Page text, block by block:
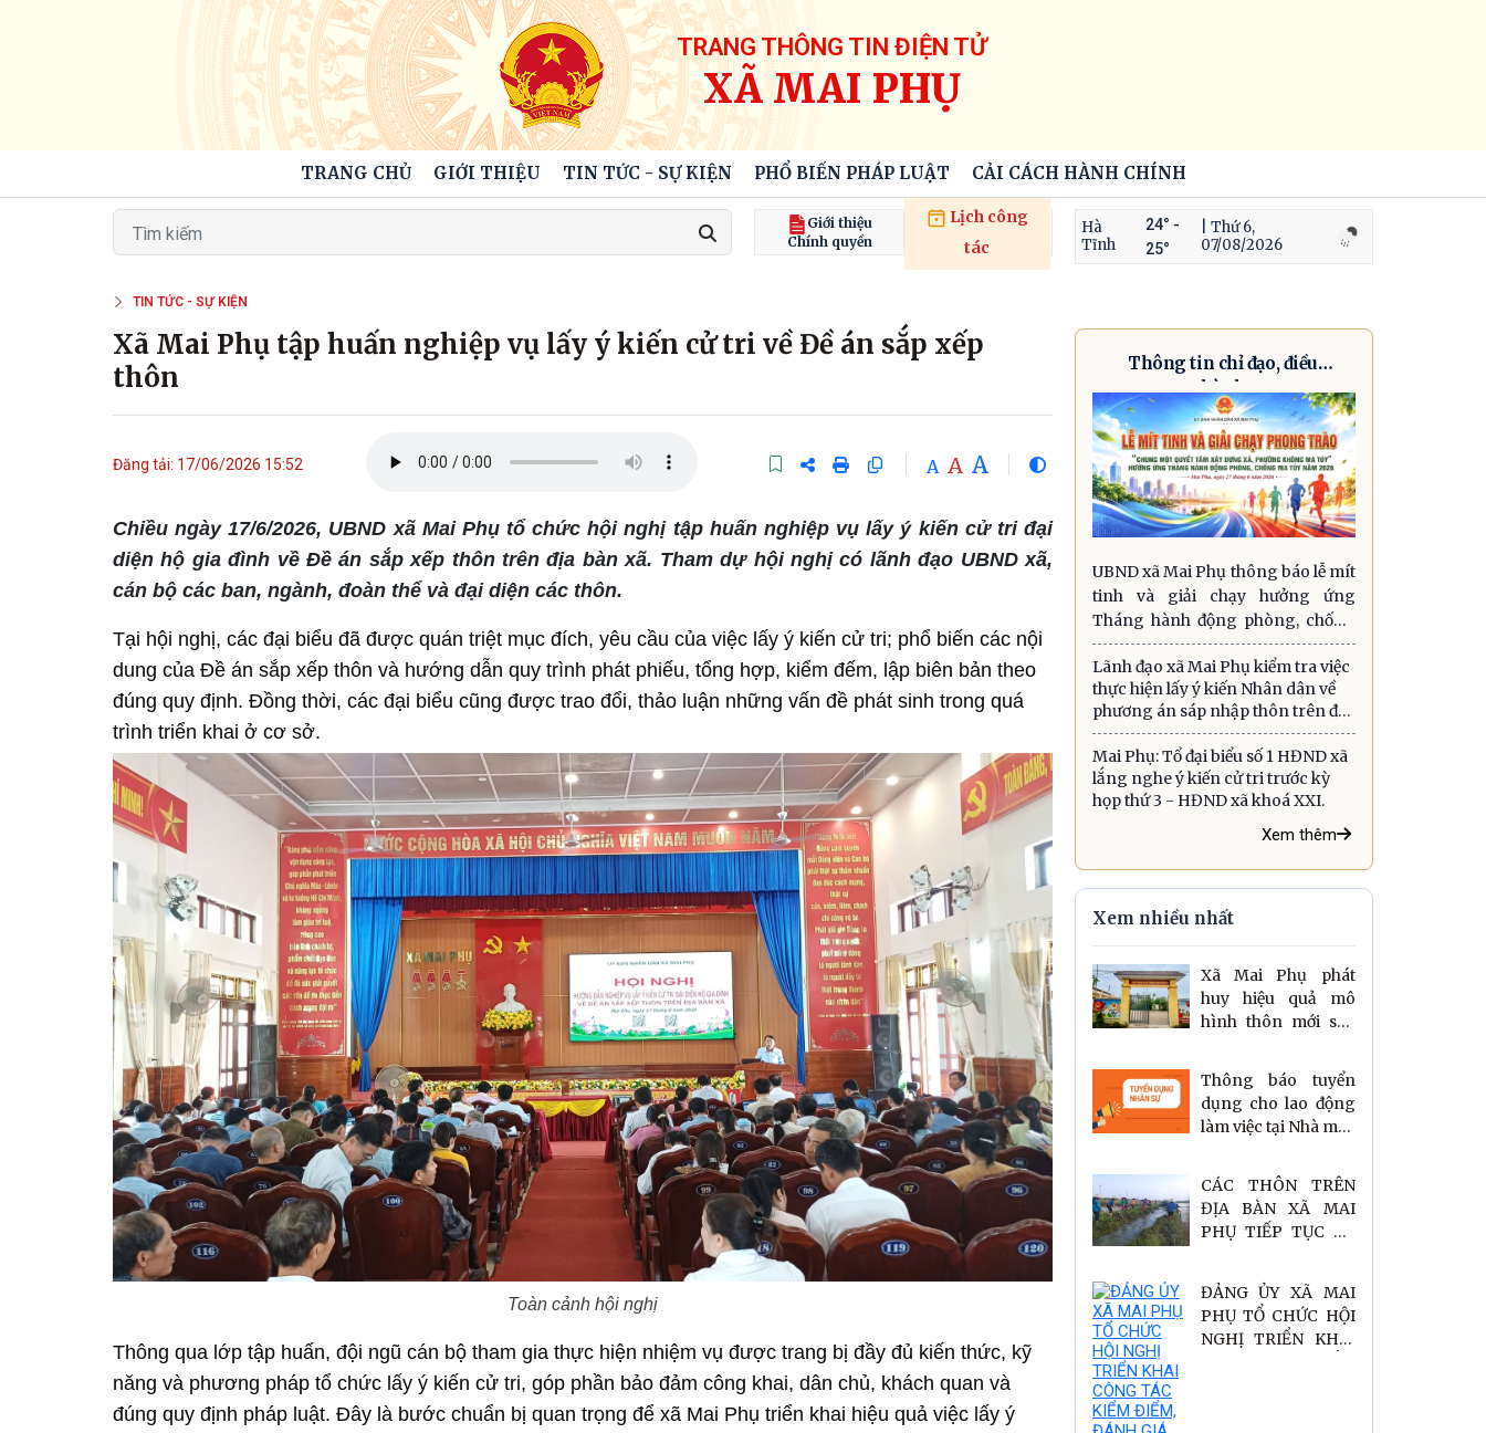
TRANG THÔNG TIN ĐIỆN TỬ
XÃ MAI PHỤ
TRANG CHỦ GIỚI THIỆU TIN TỨC - SỰ KIỆN PHỔ BIẾN PHÁP LUẬT CẢI CÁCH HÀNH CHÍNH
Giới thiệu
Chính quyền
Lịch công
tác
Hà
Tĩnh
24° -
25°
| Thứ 6,
07/08/2026
TIN TỨC - SỰ KIỆN
Xã Mai Phụ tập huấn nghiệp vụ lấy ý kiến cử tri về Đề án sắp xếp
thôn
Đăng tải: 17/06/2026 15:52 A A A
Chiều ngày 17/6/2026, UBND xã Mai Phụ tổ chức hội nghị tập huấn nghiệp vụ lấy ý kiến cử tri đại
diện hộ gia đình về Đề án sắp xếp thôn trên địa bàn xã. Tham dự hội nghị có lãnh đạo UBND xã,
cán bộ các ban, ngành, đoàn thể và đại diện các thôn.
Tại hội nghị, các đại biểu đã được quán triệt mục đích, yêu cầu của việc lấy ý kiến cử tri; phổ biến các nội
dung của Đề án sắp xếp thôn và hướng dẫn quy trình phát phiếu, tổng hợp, kiểm đếm, lập biên bản theo
đúng quy định. Đồng thời, các đại biểu cũng được trao đổi, thảo luận những vấn đề phát sinh trong quá
trình triển khai ở cơ sở.
Toàn cảnh hội nghị
Thông qua lớp tập huấn, đội ngũ cán bộ tham gia thực hiện nhiệm vụ được trang bị đầy đủ kiến thức, kỹ
năng và phương pháp tổ chức lấy ý kiến cử tri, góp phần bảo đảm công khai, dân chủ, khách quan và
đúng quy định pháp luật. Đây là bước chuẩn bị quan trọng để xã Mai Phụ triển khai hiệu quả việc lấy ý
Thông tin chỉ đạo, điều
hành
UBND xã Mai Phụ thông báo lễ mít
tinh và giải chạy hưởng ứng
Tháng hành động phòng, chống
ma túy năm 2026
Lãnh đạo xã Mai Phụ kiểm tra việc
thực hiện lấy ý kiến Nhân dân về
phương án sáp nhập thôn trên địa
bàn.
Mai Phụ: Tổ đại biểu số 1 HĐND xã
lắng nghe ý kiến cử tri trước kỳ
họp thứ 3 - HĐND xã khoá XXI.
Xem thêm
Xem nhiều nhất
Xã Mai Phụ phát
huy hiệu quả mô
hình thôn mới sau
Thông báo tuyển
dụng cho lao động
làm việc tại Nhà máy
VinFast Hà Tĩnh
CÁC THÔN TRÊN
ĐỊA BÀN XÃ MAI
PHỤ TIẾP TỤC RA
NÔNG THÔN MỚI!
ĐẢNG ỦY XÃ MAI
PHỤ TỔ CHỨC HỘI
NGHỊ TRIỂN KHAI